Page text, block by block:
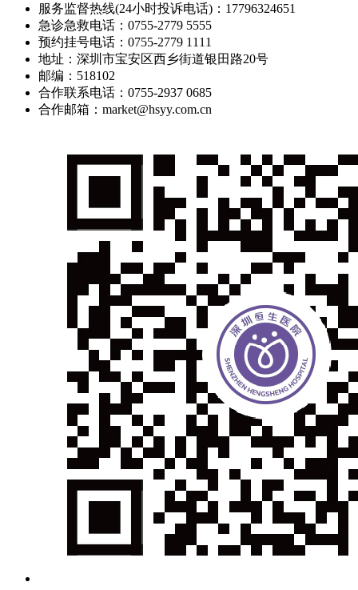
服务监督热线(24小时投诉电话)：17796324651
急诊急救电话：0755-2779 5555
预约挂号电话：0755-2779 1111
地址：深圳市宝安区西乡街道银田路20号
邮编：518102
合作联系电话：0755-2937 0685
合作邮箱：market@hsyy.com.cn